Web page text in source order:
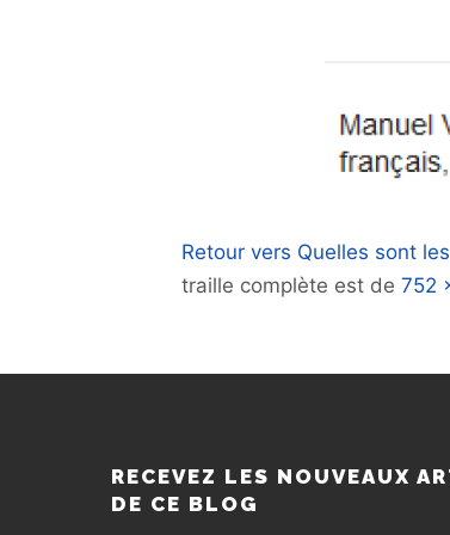
Retour vers Quelles sont
traille complète est de 752
RECEVEZ LES NOUVEAUX
DE CE BLOG